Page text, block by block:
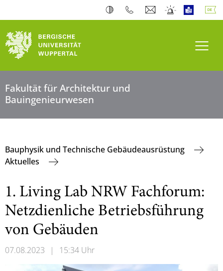
Fakultät für Architektur und
Bauingenieurwesen
Bauphysik und Technische Gebäudeausrüstung
Aktuelles
1. Living Lab NRW Fachforum:
Netzdienliche Betriebsführung
von Gebäuden
07.08.2023 | 15:34 Uhr